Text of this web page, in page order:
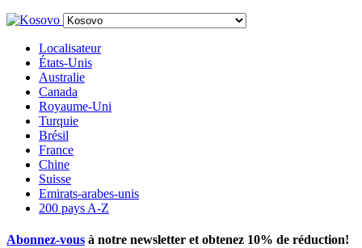
Localisateur
États-Unis
Australie
Canada
Royaume-Uni
Turquie
Brésil
France
Chine
Suisse
Emirats-arabes-unis
200 pays A-Z
Abonnez-vous à notre newsletter et obtenez 10% de réduction!